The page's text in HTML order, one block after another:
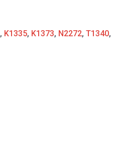
, K1335, K1373, N2272, T1340,